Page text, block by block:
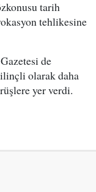
tarih
tehlikesine
de
olarak daha
yer verdi.